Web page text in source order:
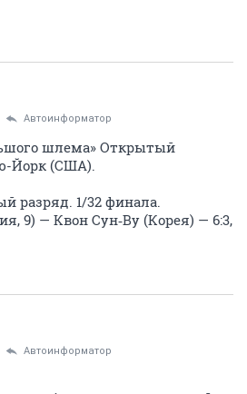
Автоинформатор
шлема» Открытый
Йорк (США).
1/32 финала.
9) — Квон Сун‑Ву (Корея) — 6:3,
Автоинформатор